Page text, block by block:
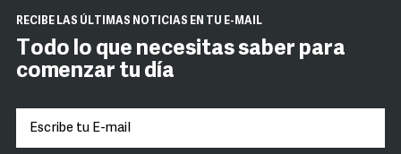
RECIBE LAS ÚLTIMAS NOTICIAS EN TU E-MAIL
Todo lo que necesitas saber para
comenzar tu día